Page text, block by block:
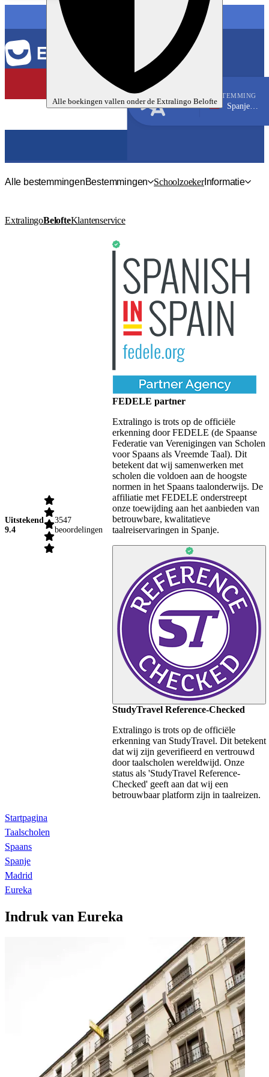
Alle boekingen vallen onder de Extralingo Belofte
TAAL
BESTEMMING
Spanje, Madrid
Alle bestemmingenBestemmingen SchoolzoekerInformatie
ExtralingoBelofteKlantenservice
Uitstekend
9.4
3547
beoordelingen
FEDELE partner
Extralingo is trots op de officiële
erkenning door FEDELE (de Spaanse
Federatie van Verenigingen van Scholen
voor Spaans als Vreemde Taal). Dit
betekent dat wij samenwerken met
scholen die voldoen aan de hoogste
normen in het Spaans taalonderwijs. De
affiliatie met FEDELE onderstreept
onze toewijding aan het aanbieden van
betrouwbare, kwalitatieve
taalreiservaringen in Spanje.
StudyTravel Reference-Checked
Extralingo is trots op de officiële
erkenning van StudyTravel. Dit betekent
dat wij zijn geverifieerd en vertrouwd
door taalscholen wereldwijd. Onze
status als 'StudyTravel Reference-
Checked' geeft aan dat wij een
betrouwbaar platform zijn in taalreizen.
Startpagina
Taalscholen
Spaans
Spanje
Madrid
Eureka
Indruk van Eureka